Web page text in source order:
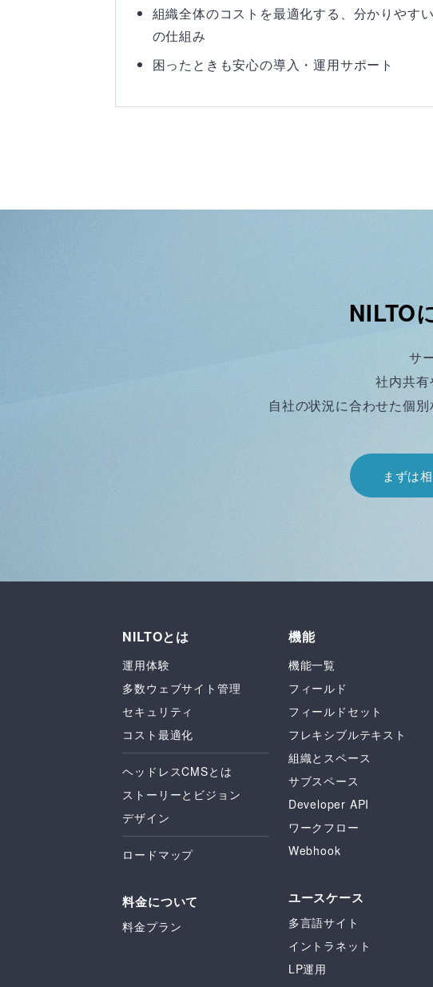
組織全体のコストを最適化する、分かりやす
の仕組み
困ったときも安心の導入・運用サポート
NILTO
サ
社内共有
自社の状況に合わせた個
まずは
NILTOとは
運用体験
多数ウェブサイト管理
セキュリティ
コスト最適化
ヘッドレスCMSとは
ストーリーとビジョン
デザイン
ロードマップ
料金について
料金プラン
機能
機能一覧
フィールド
フィールドセット
フレキシブルテキスト
組織とスペース
サブスペース
Developer API
ワークフロー
Webhook
ユースケース
多言語サイト
イントラネット
LP運用